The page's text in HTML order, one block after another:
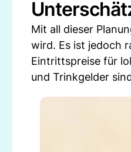
Mit all dieser
wird. Es ist jedoch
Eintrittspreise für
und Trinkgelder